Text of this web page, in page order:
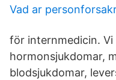
Vad ar
för internmedicin.
hormonsjukdomar,
blodsjukdomar,